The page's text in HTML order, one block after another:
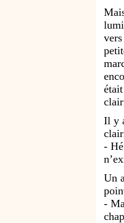
Il y
-
Un
-